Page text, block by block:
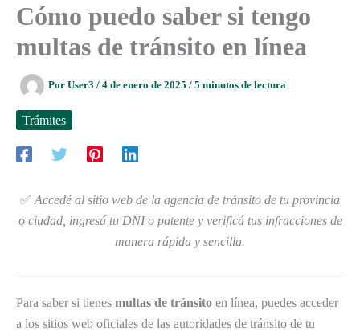
Cómo puedo saber si tengo
multas de tránsito en línea
Por User3 / 4 de enero de 2025 / 5 minutos de lectura
Trámites
✅ Accedé al sitio web de la agencia de tránsito de tu provincia
o ciudad, ingresá tu DNI o patente y verificá tus infracciones de
manera rápida y sencilla.
Para saber si tienes multas de tránsito en línea, puedes acceder
a los sitios web oficiales de las autoridades de tránsito de tu